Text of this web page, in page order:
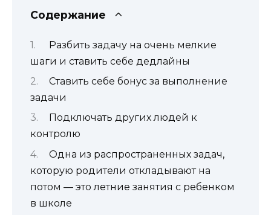
Содержание
Разбить задачу на очень мелкие
шаги и ставить себе дедлайны
Ставить себе бонус за выполнение
задачи
Подключать других людей к
контролю
Одна из распространенных задач,
которую родители откладывают на
потом — это летние занятия с ребенком
в школе